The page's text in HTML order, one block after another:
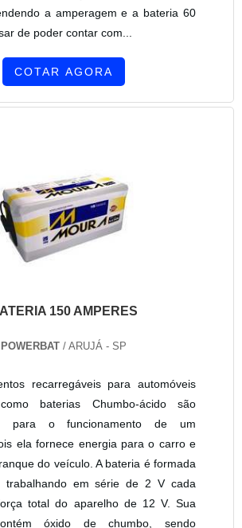
a amperagem e a bateria 60
de poder contar com...
COTAR AGORA
150 AMPERES
POWERBAT / ARUJÁ - SP
recarregáveis para automóveis
baterias Chumbo-ácido são
para o funcionamento de um
ela fornece energia para o carro e
do veículo. A bateria é formada
trabalhando em série de 2 V cada
total do aparelho de 12 V. Sua
óxido de chumbo, sendo